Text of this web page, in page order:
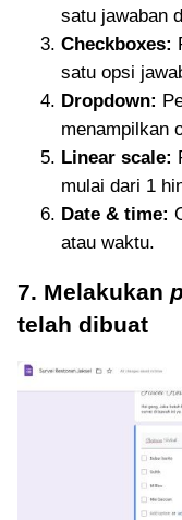
satu jawaban
Checkboxes:
satu opsi
Dropdown:
menampilkan
Linear scale:
mulai dari 1
Date & time:
atau waktu.
7. Melakukan
telah dibuat